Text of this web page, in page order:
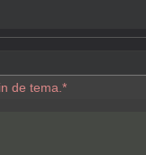
de tema.*